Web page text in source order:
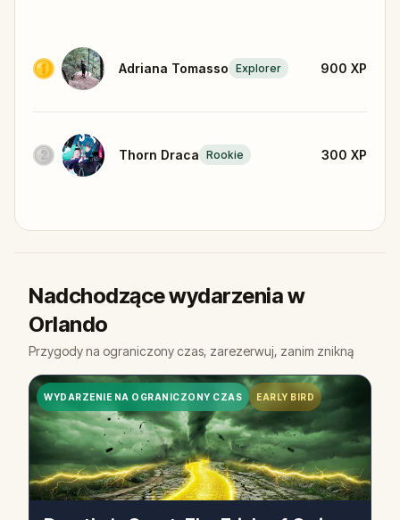
Adriana Tomasso Explorer 900 XP
Thorn Draca Rookie 300 XP
Nadchodzące wydarzenia w
Orlando
Przygody na ograniczony czas, zarezerwuj, zanim znikną
WYDARZENIE NA OGRANICZONY CZAS EARLY BIRD